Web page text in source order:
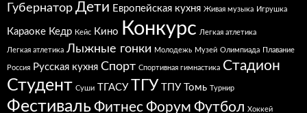
Губернатор Дети Европейская кухня Живая музыка Игрушка
Караоке Кедр Кейс Кино Конкурс Легкая атлетика
Легкая атлетика Лыжные гонки Молодежь Музей Олимпиада Плавание
Россия Русская кухня Спорт Спортивная гимнастика Стадион
Студент Суши ТГАСУ ТГУ ТПУ Томь Турнир
ФестивальФитнесФорум Футбол Хоккей